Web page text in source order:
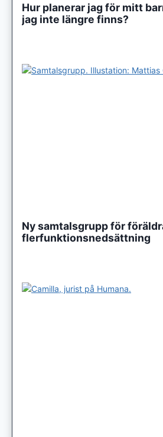
Hur planerar jag för mitt
jag inte längre finns?
Ny samtalsgrupp för
flerfunktionsnedsättning